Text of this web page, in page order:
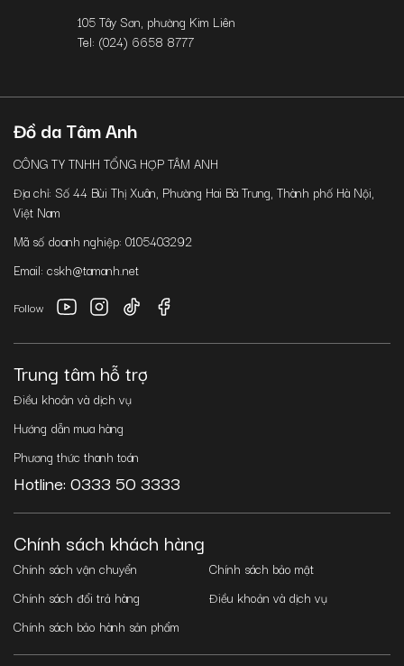
105 Tây Sơn, phường Kim Liên
Tel: (024) 6658 8777
Đồ da Tâm Anh
CÔNG TY TNHH TỔNG HỢP TÂM ANH
Địa chỉ: Số 44 Bùi Thị Xuân, Phường Hai Bà Trưng, Thành phố Hà Nội,
Việt Nam
Mã số doanh nghiệp: 0105403292
Email: cskh@tamanh.net
Follow
Trung tâm hỗ trợ
Điều khoản và dịch vụ
Hướng dẫn mua hàng
Phương thức thanh toán
Hotline: 0333 50 3333
Chính sách khách hàng
Chính sách vận chuyển
Chính sách đổi trả hàng
Chính sách bảo hành sản phẩm
Chính sách bảo mật
Điều khoản và dịch vụ